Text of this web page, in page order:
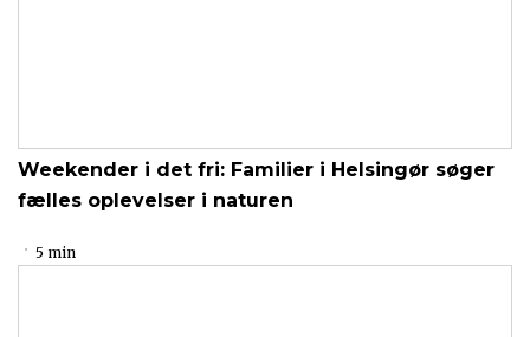
Weekender i det fri: Familier i Helsingør søger
fælles oplevelser i naturen
5 min